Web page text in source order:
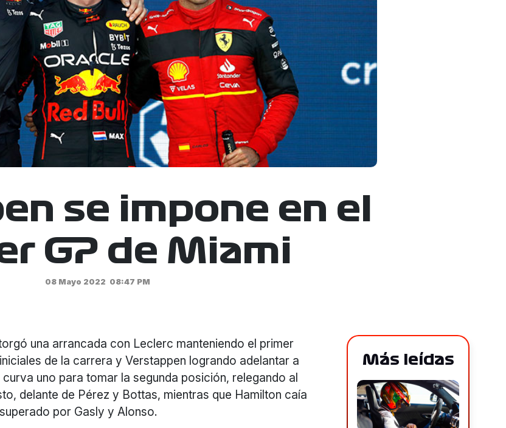
CAMPEONATO
PATROCINADORES
LEGALES TICKETMASTER
se impone en el
GP de Miami
08 Mayo 2022 08:47 PM
una arrancada con Leclerc manteniendo el primer
de la carrera y Verstappen logrando adelantar a
uno para tomar la segunda posición, relegando al
delante de Pérez y Bottas, mientras que Hamilton caía
por Gasly y Alonso.
Más leídas